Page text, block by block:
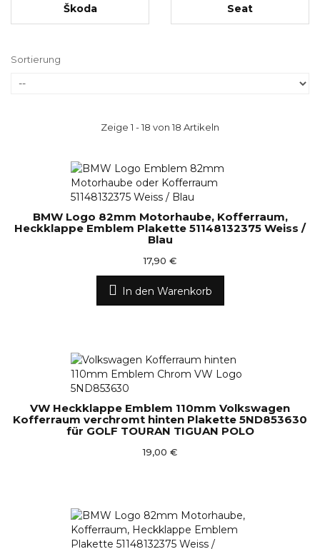
Škoda Seat
Sortierung
Zeige 1 - 18 von 18 Artikeln
BMW Logo 82mm Motorhaube, Kofferraum,
Heckklappe Emblem Plakette 51148132375 Weiss /
Blau
17,90 €
In den Warenkorb
VW Heckklappe Emblem 110mm Volkswagen
Kofferraum verchromt hinten Plakette 5ND853630
für GOLF TOURAN TIGUAN POLO
19,00 €